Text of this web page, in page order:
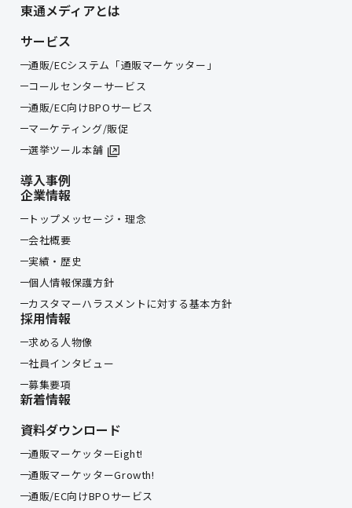
東通メディアとは
サービス
通販/ECシステム「通販マーケッター」
コールセンターサービス
通販/EC向けBPOサービス
マーケティング/販促
選挙ツール本舗
導入事例
企業情報
トップメッセージ・理念
会社概要
実績・歴史
個人情報保護方針
カスタマーハラスメントに対する基本方針
採用情報
求める人物像
社員インタビュー
募集要項
新着情報
資料ダウンロード
通販マーケッターEight!
通販マーケッターGrowth!
通販/EC向けBPOサービス